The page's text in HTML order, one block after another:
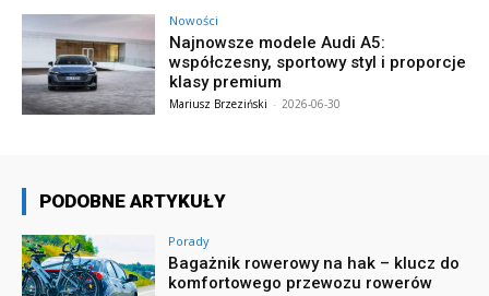
Nowości
Najnowsze modele Audi A5:
współczesny, sportowy styl i proporcje
klasy premium
Mariusz Brzeziński - 2026-06-30
PODOBNE ARTYKUŁY
Porady
Bagażnik rowerowy na hak – klucz do
komfortowego przewozu rowerów